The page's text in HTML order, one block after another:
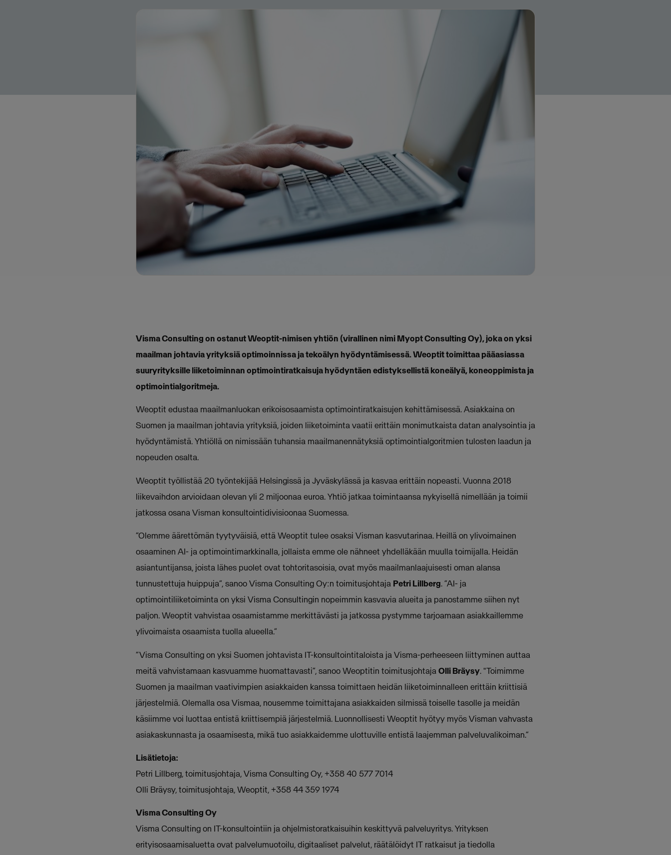
Visma Consulting on ostanut Weoptit-nimisen yhtiön (virallinen nimi Myopt Consulting Oy), joka on yksi
maailman johtavia yrityksiä optimoinnissa ja tekoälyn hyödyntämisessä. Weoptit toimittaa pääasiassa
suuryrityksille liiketoiminnan optimointiratkaisuja hyödyntäen edistyksellistä koneälyä, koneoppimista ja
optimointialgoritmeja.
Weoptit edustaa maailmanluokan erikoisosaamista optimointiratkaisujen kehittämisessä. Asiakkaina on
Suomen ja maailman johtavia yrityksiä, joiden liiketoiminta vaatii erittäin monimutkaista datan analysointia ja
hyödyntämistä. Yhtiöllä on nimissään tuhansia maailmanennätyksiä optimointialgoritmien tulosten laadun ja
nopeuden osalta.
Weoptit työllistää 20 työntekijää Helsingissä ja Jyväskylässä ja kasvaa erittäin nopeasti. Vuonna 2018
liikevaihdon arvioidaan olevan yli 2 miljoonaa euroa. Yhtiö jatkaa toimintaansa nykyisellä nimellään ja toimii
jatkossa osana Visman konsultointidivisioonaa Suomessa.
”Olemme äärettömän tyytyväisiä, että Weoptit tulee osaksi Visman kasvutarinaa. Heillä on ylivoimainen
osaaminen AI- ja optimointimarkkinalla, jollaista emme ole nähneet yhdelläkään muulla toimijalla. Heidän
asiantuntijansa, joista lähes puolet ovat tohtoritasoisia, ovat myös maailmanlaajuisesti oman alansa
tunnustettuja huippuja”, sanoo Visma Consulting Oy:n toimitusjohtaja Petri Lillberg. ”AI- ja
optimointiliiketoiminta on yksi Visma Consultingin nopeimmin kasvavia alueita ja panostamme siihen nyt
paljon. Weoptit vahvistaa osaamistamme merkittävästi ja jatkossa pystymme tarjoamaan asiakkaillemme
ylivoimaista osaamista tuolla alueella.”
”Visma Consulting on yksi Suomen johtavista IT-konsultointitaloista ja Visma-perheeseen liittyminen auttaa
meitä vahvistamaan kasvuamme huomattavasti”, sanoo Weoptitin toimitusjohtajaOlli Bräysy. "Toimimme
Suomen ja maailman vaativimpien asiakkaiden kanssa toimittaen heidän liiketoiminnalleen erittäin kriittisiä
järjestelmiä. Olemalla osa Vismaa, nousemme toimittajana asiakkaiden silmissä toiselle tasolle ja meidän
käsiimme voi luottaa entistä kriittisempiä järjestelmiä. Luonnollisesti Weoptit hyötyy myös Visman vahvasta
asiakaskunnasta ja osaamisesta, mikä tuo asiakkaidemme ulottuville entistä laajemman palveluvalikoiman.”
Lisätietoja:
Petri Lillberg, toimitusjohtaja, Visma Consulting Oy, +358 40 577 7014
Olli Bräysy, toimitusjohtaja, Weoptit, +358 44 359 1974
Visma Consulting Oy
Visma Consulting on IT-konsultointiin ja ohjelmistoratkaisuihin keskittyvä palveluyritys. Yrityksen
erityisosaamisaluetta ovat palvelumuotoilu, digitaaliset palvelut, räätälöidyt IT ratkaisut ja tiedolla